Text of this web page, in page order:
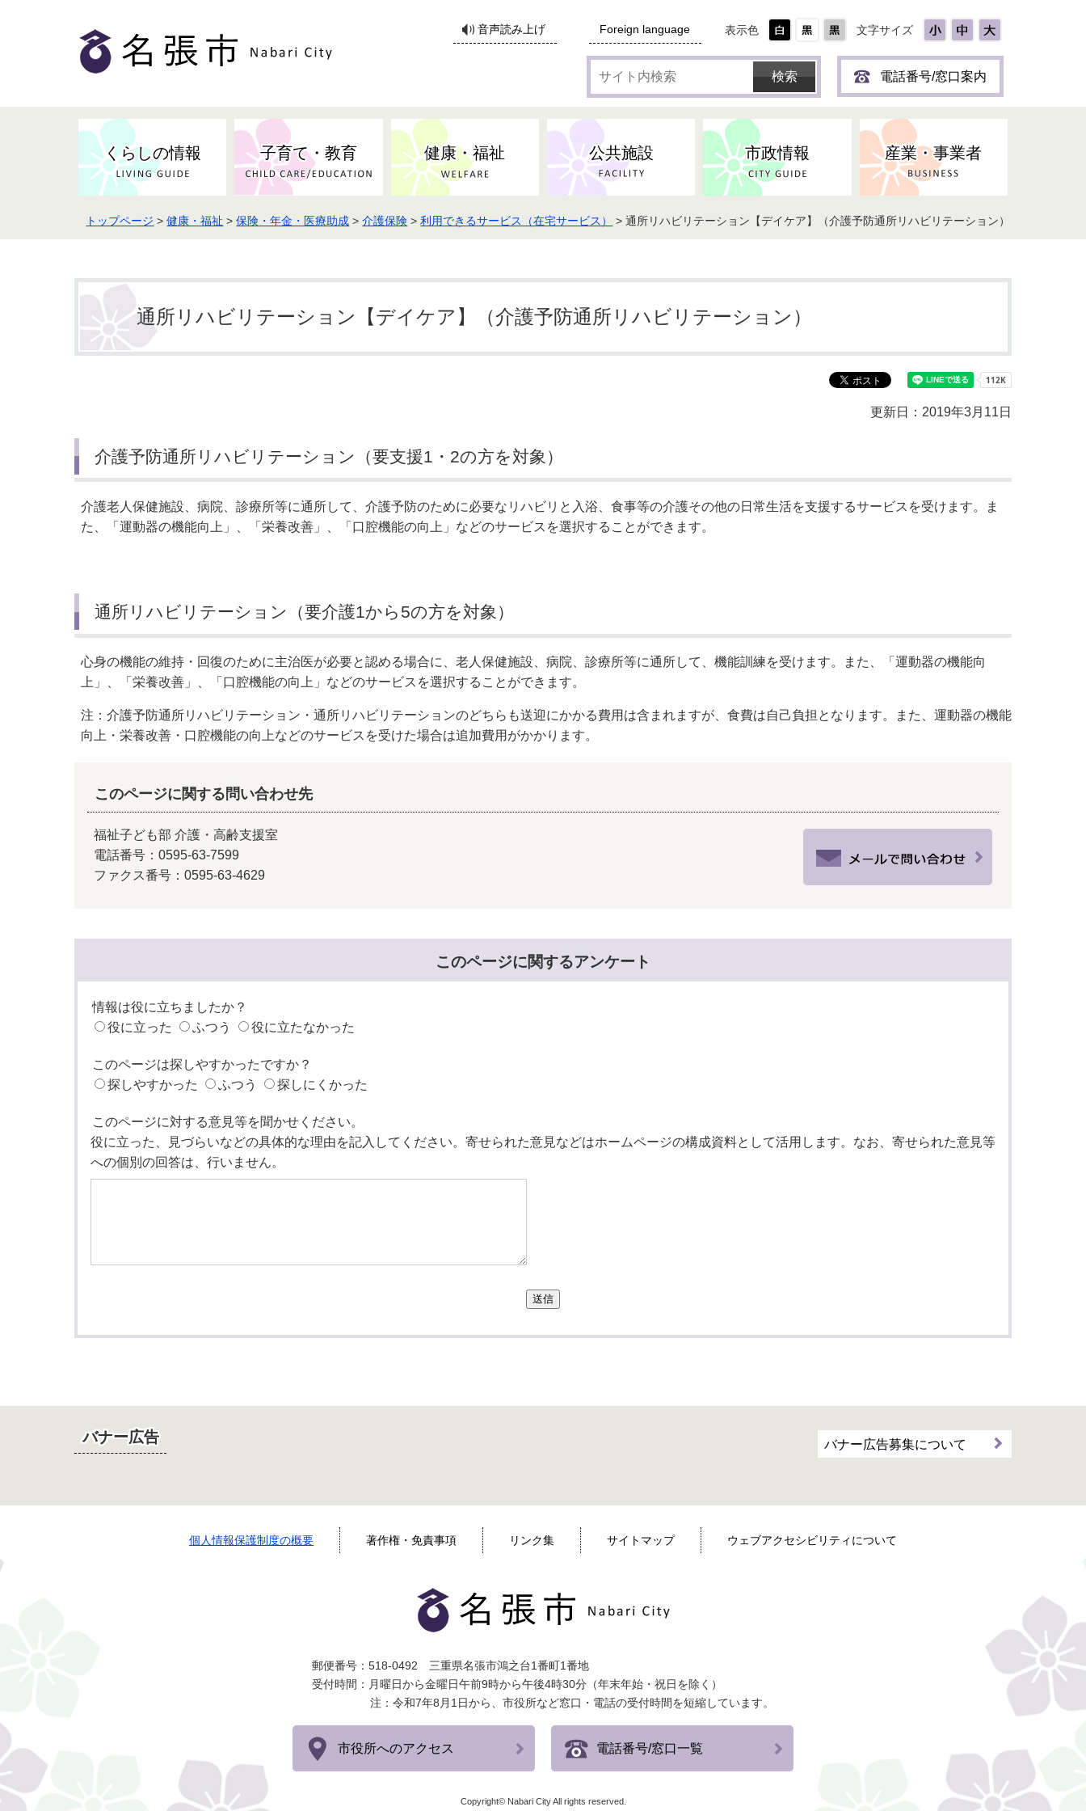
音声読み上げ Foreign language 表示色 文字サイズ
イ
ト
検
索
電話番号/窓口案内
くらしの情報 子育て・教育 健康・福祉 公共施設 市政情報 産業・事業者
トップページ >健康・福祉 >保険・年金・医療助成 >介護保険 >利用できるサービス（在宅サービス） > 通所リハビリテーション【デイケア】（介護予防通所リハビリテーション）
通所リハビリテーション【デイケア】（介護予防通所リハビリテーション）
更新日：2019年3月11日
介護予防通所リハビリテーション（要支援1・2の方を対象）
介護老人保健施設、病院、診療所等に通所して、介護予防のために必要なリハビリと入浴、食事等の介護その他の日常生活を支援するサービスを受けます。ま
た、「運動器の機能向上」、「栄養改善」、「口腔機能の向上」などのサービスを選択することができます。
通所リハビリテーション（要介護1から5の方を対象）
心身の機能の維持・回復のために主治医が必要と認める場合に、老人保健施設、病院、診療所等に通所して、機能訓練を受けます。また、「運動器の機能向
上」、「栄養改善」、「口腔機能の向上」などのサービスを選択することができます。
注：介護予防通所リハビリテーション・通所リハビリテーションのどちらも送迎にかかる費用は含まれますが、食費は自己負担となります。また、運動器の機能
向上・栄養改善・口腔機能の向上などのサービスを受けた場合は追加費用がかかります。
このページに関する問い合わせ先
福祉子ども部 介護・高齢支援室
電話番号：0595-63-7599
ファクス番号：0595-63-4629
このページに関するアンケート
情報は役に立ちましたか？
役に立った
ふつう 役に立たなかった
このページは探しやすかったですか？
探しやすかった
ふつう 探しにくかった
このページに対する意見等を聞かせください。
役に立った、見づらいなどの具体的な理由を記入してください。寄せられた意見などはホームページの構成資料として活用します。なお、寄せられた意見等
への個別の回答は、行いません。
送信
バナー広告 バナー広告募集について
個人情報保護制度の概要 著作権・免責事項 リンク集 サイトマップ ウェブアクセシビリティについて
郵便番号：518-0492 三重県名張市鴻之台1番町1番地
受付時間：月曜日から金曜日午前9時から午後4時30分（年末年始・祝日を除く）
注：令和7年8月1日から、市役所など窓口・電話の受付時間を短縮しています。
市役所へのアクセス 電話番号/窓口一覧
Copyright© Nabari City All rights reserved.